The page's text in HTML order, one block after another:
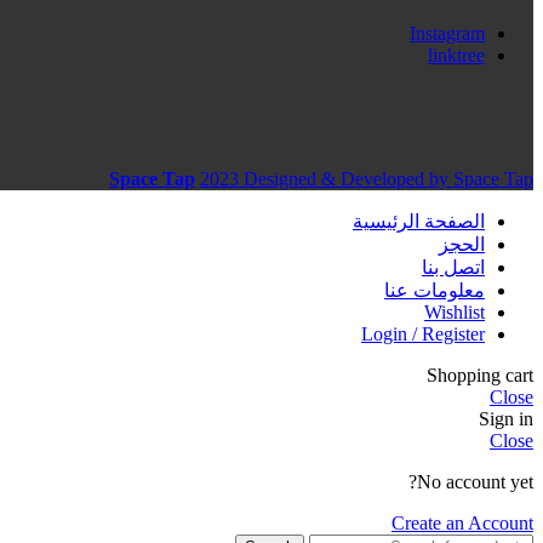
Instagram
linktree
Space Tap 2023 Designed & Developed by Space Tap
الصفحة الرئيسية
الحجز
اتصل بنا
معلومات عنا
Wishlist
Login / Register
Shopping cart
Close
Sign in
Close
No account yet?
Create an Account